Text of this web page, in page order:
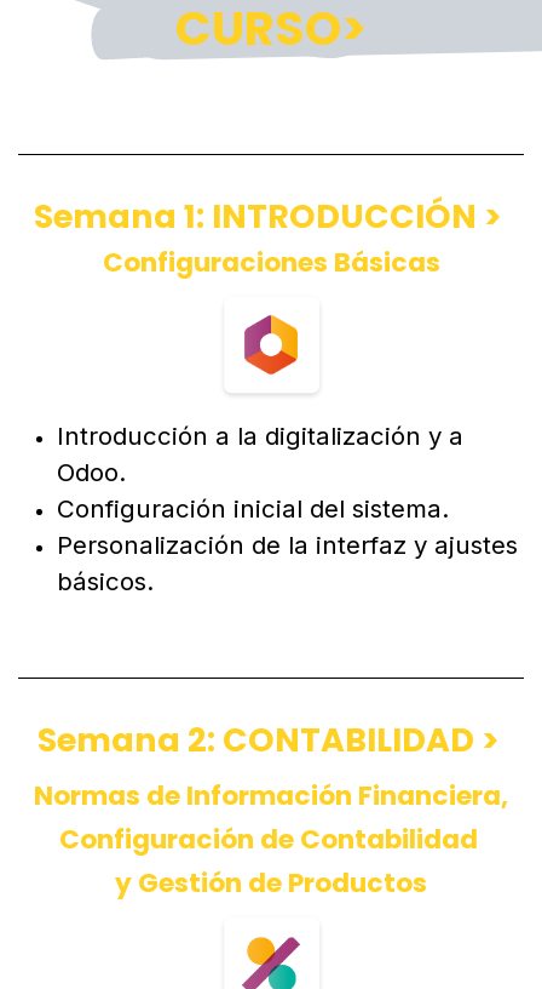
CURSO>
Semana 1: INTRODUCCIÓN >
Configuraciones Básicas
Introducción a la digitalización y a
Odoo.
Configuración inicial del sistema.
Personalización de la interfaz y ajustes
básicos.
Semana 2: CONTABILIDAD >
Normas de Información Financiera,
Configuración de Contabilidad
y Gestión de Productos